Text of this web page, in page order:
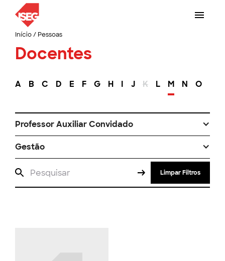
Início/ Pessoas
Docentes
A B C D E F G H I J K L M N O
Professor Auxiliar Convidado
Gestão
Limpar Filtros